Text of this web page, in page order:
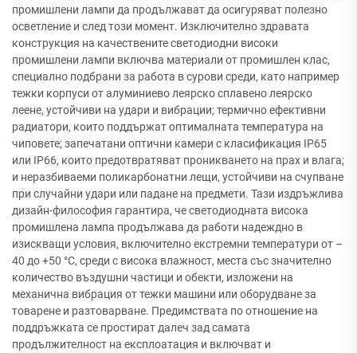
промишлени лампи да продължават да осигуряват полезно
осветление и след този момент. Изключително здравата
конструкция на качествените светодиодни високи
промишлени лампи включва материали от промишлен клас,
специално подбрани за работа в сурови среди, като например
тежки корпуси от алуминиево леярско сплавено леярско
леене, устойчиви на удари и вибрации; термично ефективни
радиатори, които поддържат оптималната температура на
чиповете; запечатани оптични камери с класификация IP65
или IP66, които предотвратяват проникването на прах и влага;
и неразбиваеми поликарбонатни лещи, устойчиви на счупване
при случайни удари или падане на предмети. Тази издръжлива
дизайн-философия гарантира, че светодиодната висока
промишлена лампа продължава да работи надеждно в
изискващи условия, включително екстремни температури от –
40 до +50 °C, среди с висока влажност, места със значително
количество въздушни частици и обекти, изложени на
механична вибрация от тежки машини или оборудване за
товарене и разтоварване. Предимствата по отношение на
поддръжката се простират далеч зад самата
продължителност на експлоатация и включват и